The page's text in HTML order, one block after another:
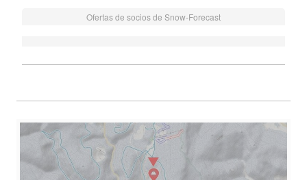
Ofertas de socios de Snow-Forecast